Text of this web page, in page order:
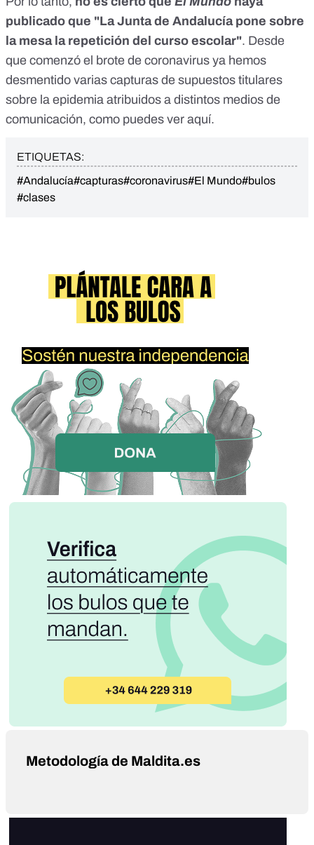
publicado que "La Junta de Andalucía pone sobre
la mesa la repetición del curso escolar". Desde
que comenzó el brote de coronavirus ya hemos
desmentido varias capturas de supuestos titulares
sobre la epidemia atribuidos a distintos medios de
comunicación, como puedes ver aquí.
ETIQUETAS:
#Andalucía#capturas#coronavirus#El Mundo#bulos
#clases
Metodología de Maldita.es